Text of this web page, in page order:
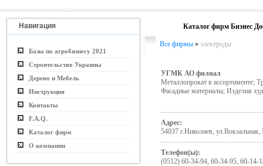
Навигация
Базы по агробизнесу 2021
Строительство Украины
Дерево и Мебель
Инструкция
Контакты
F.A.Q.
Каталог фирм
О компании
Каталог фирм Бизнес
Все фирмы » электроды
УГМК АО филиал
Металлопрокат в ассортименте;
Фасадные материалы; Изделия
Адрес:
54037 г.Николаев, ул.Вокзальная,
Телефон(ы):
(0512) 60-34-94, 60-34-95, 60-14-